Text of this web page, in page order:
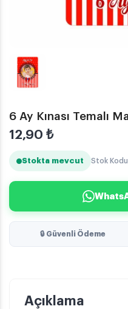
6 Ay Kınası Temalı
12,90 ₺
Stokta mevcut Stok
🔒 Güvenli Ödeme
Açıklama